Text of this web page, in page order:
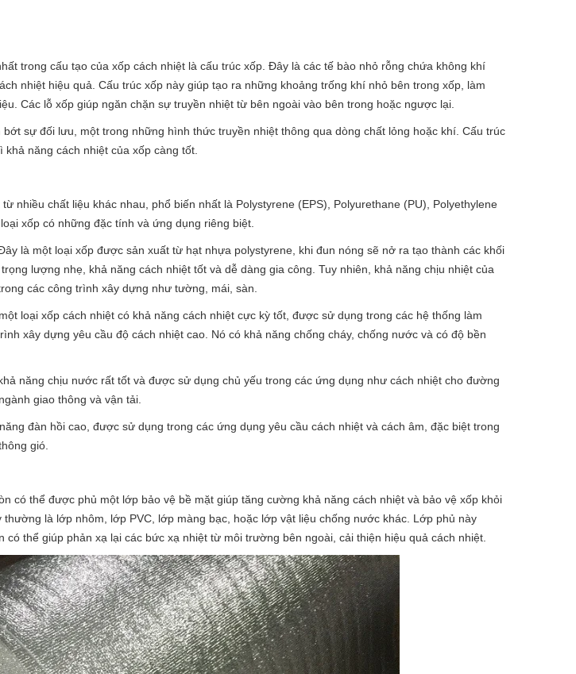
trong cấu tạo của xốp cách nhiệt là cấu trúc xốp. Đây là các tế bào nhỏ rỗng chứa không khí
nhiệt hiệu quả. Cấu trúc xốp này giúp tạo ra những khoảng trống khí nhỏ bên trong xốp, làm
Các lỗ xốp giúp ngăn chặn sự truyền nhiệt từ bên ngoài vào bên trong hoặc ngược lại.
sự đối lưu, một trong những hình thức truyền nhiệt thông qua dòng chất lỏng hoặc khí. Cấu trúc
năng cách nhiệt của xốp càng tốt.
nhiều chất liệu khác nhau, phổ biến nhất là Polystyrene (EPS), Polyurethane (PU), Polyethylene
xốp có những đặc tính và ứng dụng riêng biệt.
là một loại xốp được sản xuất từ hạt nhựa polystyrene, khi đun nóng sẽ nở ra tạo thành các khối
lượng nhẹ, khả năng cách nhiệt tốt và dễ dàng gia công. Tuy nhiên, khả năng chịu nhiệt của
các công trình xây dựng như tường, mái, sàn.
loại xốp cách nhiệt có khả năng cách nhiệt cực kỳ tốt, được sử dụng trong các hệ thống làm
xây dựng yêu cầu độ cách nhiệt cao. Nó có khả năng chống cháy, chống nước và có độ bền
năng chịu nước rất tốt và được sử dụng chủ yếu trong các ứng dụng như cách nhiệt cho đường
giao thông và vận tải.
đàn hồi cao, được sử dụng trong các ứng dụng yêu cầu cách nhiệt và cách âm, đặc biệt trong
gió.
có thể được phủ một lớp bảo vệ bề mặt giúp tăng cường khả năng cách nhiệt và bảo vệ xốp khỏi
là lớp nhôm, lớp PVC, lớp màng bạc, hoặc lớp vật liệu chống nước khác. Lớp phủ này
có thể giúp phản xạ lại các bức xạ nhiệt từ môi trường bên ngoài, cải thiện hiệu quả cách nhiệt.